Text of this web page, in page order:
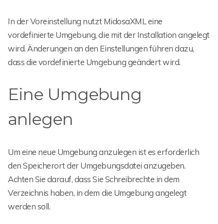
In der Voreinstellung nutzt MidosaXML eine
vordefinierte Umgebung, die mit der Installation angelegt
wird. Änderungen an den Einstellungen führen dazu,
dass die vordefinierte Umgebung geändert wird.
Eine Umgebung
anlegen
Um eine neue Umgebung anzulegen ist es erforderlich
den Speicherort der Umgebungsdatei anzugeben.
Achten Sie darauf, dass Sie Schreibrechte in dem
Verzeichnis haben, in dem die Umgebung angelegt
werden soll.